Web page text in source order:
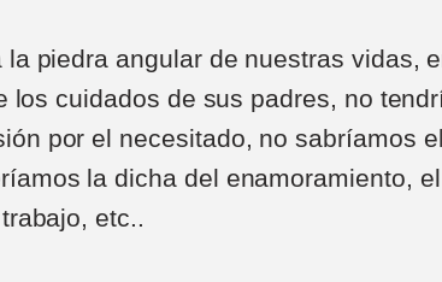
piedra angular de nuestras vidas,
los cuidados de sus padres, no
por el necesitado, no sabríamos
la dicha del enamoramiento,
etc..